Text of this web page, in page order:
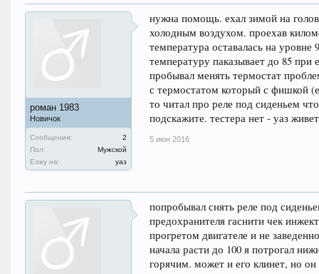
роман 1983
Новичок
Сообщения:
2
Пол:
Мужской
Езжу на:
уаз
нужна помощь. ехал зимой на
холодным воздухом. проехав
температура оставалась на уровне
температуру паказывает до 85 при
пробывал менять термостат
с термостатом который с фишкой
то читал про реле под сиденьем
подскажите. тестера нет - уаз
5 июн 2016
попробывал снять реле под
предохранителя гаснити чек
прогретом двигателе и не
начала расти до 100 я потрогал
горячим. может и его клинет, но